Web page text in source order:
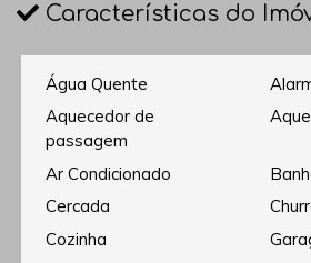
Características do
Água Quente
Aquecedor de
passagem
Ar Condicionado
Cercada
Cozinha